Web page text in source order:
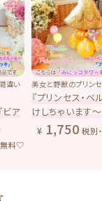
い
ア
料♡
美女と野獣のプリンセス
『プリンセス・ベル
けしちゃいます〜！
1,750 税別・